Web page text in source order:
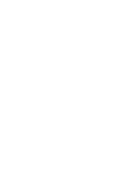
e substitui todas as
é composto pelas
Serviços